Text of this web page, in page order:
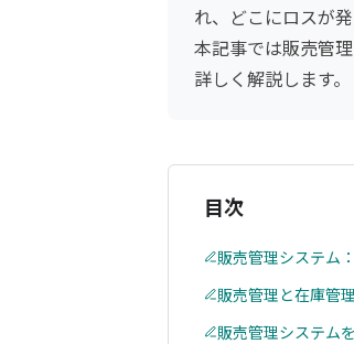
れ、どこにロスが
本記事では販売管
詳しく解説します。
目次
販売管理システム
販売管理と在庫管
販売管理システム